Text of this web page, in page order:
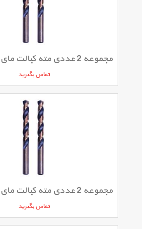
تماس بگیرید
تماس بگیرید